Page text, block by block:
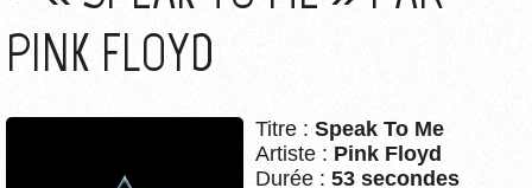
PINK FLOYD
Titre : Speak To Me
Artiste : Pink Floyd
Durée : 53 secondes